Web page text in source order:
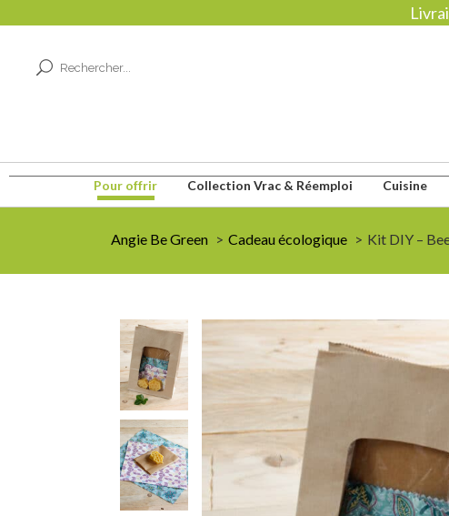
Pour offrir Collection Vrac & Réemploi Cuisine
Angie Be Green Cadeau écologique Kit DIY –